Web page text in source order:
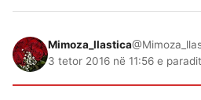
Mimoza_llastica
3 tetor 2016 në 11:56 e